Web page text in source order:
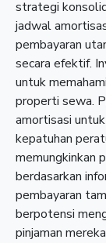
strategi
jadwal
pembayaran
secara efektif.
untuk
properti sewa.
amortisasi
kepatuhan
memungkinkan
berdasarkan
pembayaran
berpotensi
pinjaman